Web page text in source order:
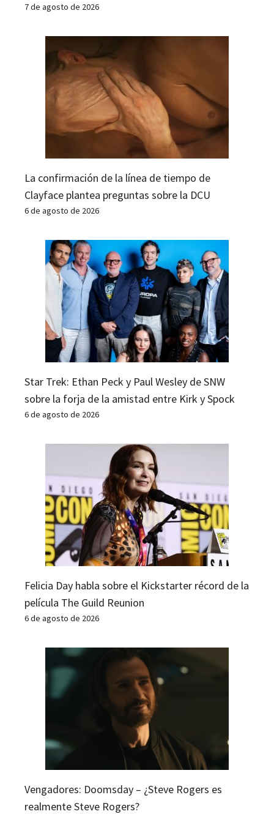
7 de agosto de 2026
La confirmación de la línea de tiempo de
Clayface plantea preguntas sobre la DCU
6 de agosto de 2026
Star Trek: Ethan Peck y Paul Wesley de SNW
sobre la forja de la amistad entre Kirk y Spock
6 de agosto de 2026
Felicia Day habla sobre el Kickstarter récord de la
película The Guild Reunion
6 de agosto de 2026
Vengadores: Doomsday – ¿Steve Rogers es
realmente Steve Rogers?